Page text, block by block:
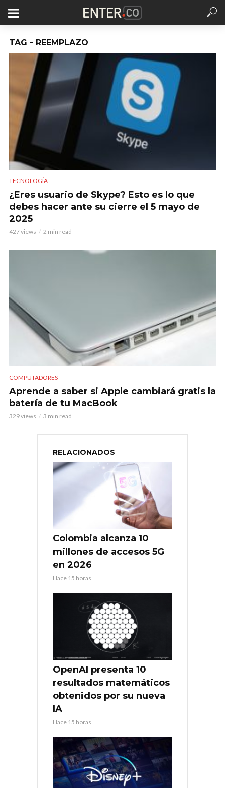
TAG - REEMPLAZO
TECNOLOGÍA
¿Eres usuario de Skype? Esto es lo que
debes hacer ante su cierre el 5 mayo de
2025​
427 views 2 min read
COMPUTADORES
Aprende a saber si Apple cambiará gratis la
batería de tu MacBook
329 views 3 min read
RELACIONADOS
Colombia alcanza 10
millones de accesos 5G
en 2026
Hace 15 horas
OpenAI presenta 10
resultados matemáticos
obtenidos por su nueva
IA
Hace 15 horas